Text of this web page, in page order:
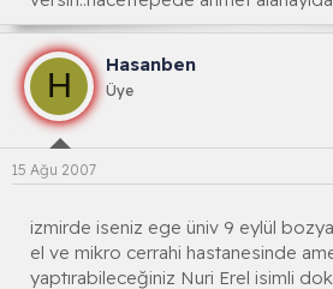
H
Hasanben
Üye
15 Ağu 2007
izmirde iseniz ege üniv 9 eylül
el ve mikro cerrahi hastanesinde
yaptırabileceğiniz Nuri Erel isimli